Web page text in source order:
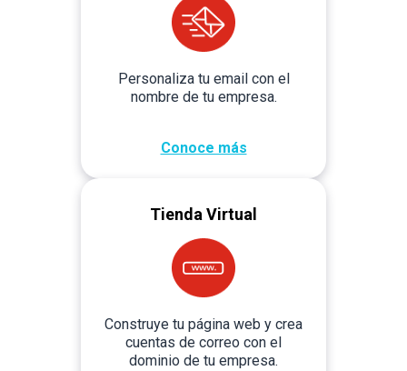
Personaliza tu email con el
nombre de tu empresa.
Conoce más
Tienda Virtual
Construye tu página web y crea
cuentas de correo con el
dominio de tu empresa.